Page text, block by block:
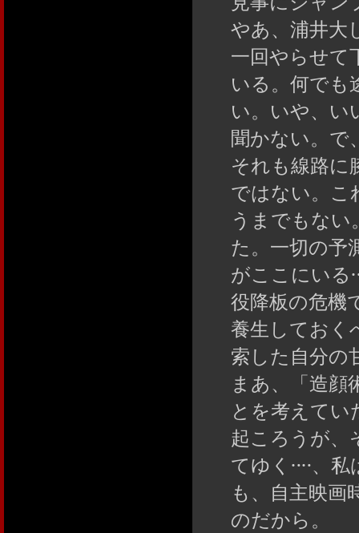
やあ、浦井大
一回やらせて
いる。何でも
い。いや、い
聞かない。で
それも線路に
ではない。こ
うまでもない
た。一切の予
がここにいる
役降板の危機
養生しておく
索した自分の
まあ、「造顔
とを考えて
起ころうが、
てゆく‥‥、
も、自主映画
のだから。